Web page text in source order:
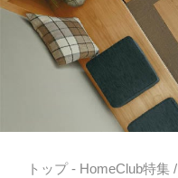
トップ- HomeClub特集/